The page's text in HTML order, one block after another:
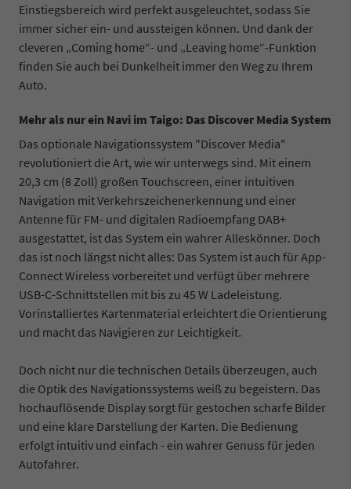
Einstiegsbereich wird perfekt ausgeleuchtet, sodass Sie
immer sicher ein- und aussteigen können. Und dank der
cleveren „Coming home“- und „Leaving home“-Funktion
finden Sie auch bei Dunkelheit immer den Weg zu Ihrem
Auto.
Mehr als nur ein Navi im Taigo: Das Discover Media System
Das optionale Navigationssystem "Discover Media"
revolutioniert die Art, wie wir unterwegs sind. Mit einem
20,3 cm (8 Zoll) großen Touchscreen, einer intuitiven
Navigation mit Verkehrszeichenerkennung und einer
Antenne für FM- und digitalen Radioempfang DAB+
ausgestattet, ist das System ein wahrer Alleskönner. Doch
das ist noch längst nicht alles: Das System ist auch für App-
Connect Wireless vorbereitet und verfügt über mehrere
USB-C-Schnittstellen mit bis zu 45 W Ladeleistung.
Vorinstalliertes Kartenmaterial erleichtert die Orientierung
und macht das Navigieren zur Leichtigkeit.
Doch nicht nur die technischen Details überzeugen, auch
die Optik des Navigationssystems weiß zu begeistern. Das
hochauflösende Display sorgt für gestochen scharfe Bilder
und eine klare Darstellung der Karten. Die Bedienung
erfolgt intuitiv und einfach - ein wahrer Genuss für jeden
Autofahrer.